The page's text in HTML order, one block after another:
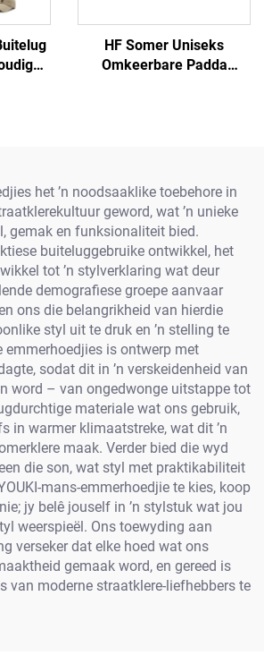
HF Somer Uniseks
Omkeerbare Padda
het ’n noodsaaklike toebehore in
geword, wat ’n unieke
gemak en funksionaliteit bied.
buiteluggebruike ontwikkel, het
tot ’n stylverklaring wat deur
demografiese groepe aanvaar
ons die belangrikheid van hierdie
styl uit te druk en ’n stelling te
emmerhoedjies is ontwerp met
sodat dit in ’n verskeidenheid van
word – van ongedwonge uitstappe tot
materiale wat ons gebruik,
in warmer klimaatstreke, wat dit ’n
maak. Verder bied die wyd
die son, wat styl met praktikabiliteit
mans-emmerhoedjie te kies, koop
jy belê jouself in ’n stylstuk wat jou
weerspieël. Ons toewyding aan
verseker dat elke hoed wat ons
gemaak word, en gereed is
van moderne straatklere-liefhebbers te